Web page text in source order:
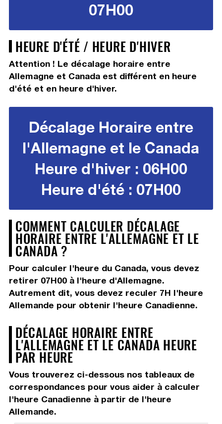
07H00
HEURE D'ÉTÉ / HEURE D'HIVER
Attention ! Le décalage horaire entre
Allemagne et Canada est différent en heure
d'été et en heure d'hiver.
Décalage Horaire entre
l'Allemagne et le Canada
Heure d'hiver : 06H00
Heure d'été : 07H00
COMMENT CALCULER DÉCALAGE
HORAIRE ENTRE L'ALLEMAGNE ET LE
CANADA ?
Pour calculer l'heure du Canada, vous devez
retirer 07H00à l'heure d'Allemagne.
Autrement dit, vous devez reculer 7H l'heure
Allemande pour obtenir l'heure Canadienne.
DÉCALAGE HORAIRE ENTRE
L'ALLEMAGNE ET LE CANADA HEURE
PAR HEURE
Vous trouverez ci-dessous nos tableaux de
correspondances pour vous aider à calculer
l'heure Canadienne à partir de l'heure
Allemande.